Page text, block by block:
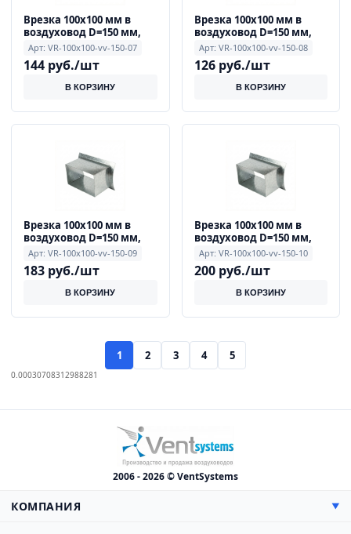
Врезка 100x100 мм в
воздуховод D=150 мм,
0.9 мм
Арт: VR-100x100-vv-150-07
144 руб./шт
В КОРЗИНУ
Врезка 100x100 мм в
воздуховод D=150 мм,
0.9 мм
Арт: VR-100x100-vv-150-08
126 руб./шт
В КОРЗИНУ
Врезка 100x100 мм в
воздуховод D=150 мм,
0.9 мм
Арт: VR-100x100-vv-150-09
183 руб./шт
В КОРЗИНУ
Врезка 100x100 мм в
воздуховод D=150 мм,
0.9 мм
Арт: VR-100x100-vv-150-10
200 руб./шт
В КОРЗИНУ
1 2 3 4 5
0.00030708312988281
2006 - 2026 © VentSystems
КОМПАНИЯ ▼